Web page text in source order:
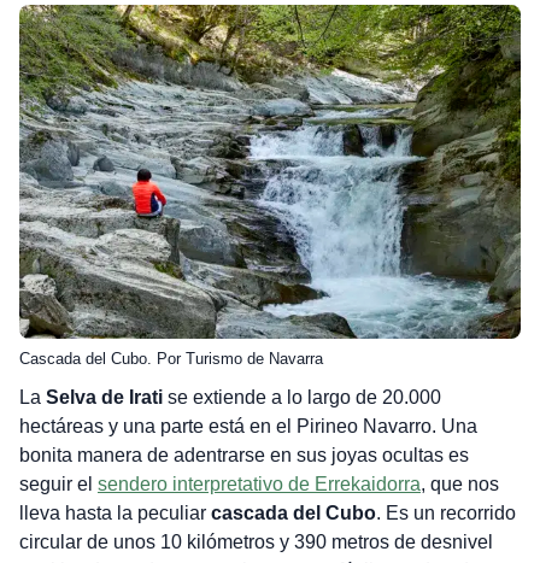
Cascada del Cubo. Por Turismo de Navarra
La Selva de Irati se extiende a lo largo de 20.000
hectáreas y una parte está en el Pirineo Navarro. Una
bonita manera de adentrarse en sus joyas ocultas es
seguir el sendero interpretativo de Errekaidorra, que nos
lleva hasta la peculiar cascada del Cubo. Es un recorrido
circular de unos 10 kilómetros y 390 metros de desnivel